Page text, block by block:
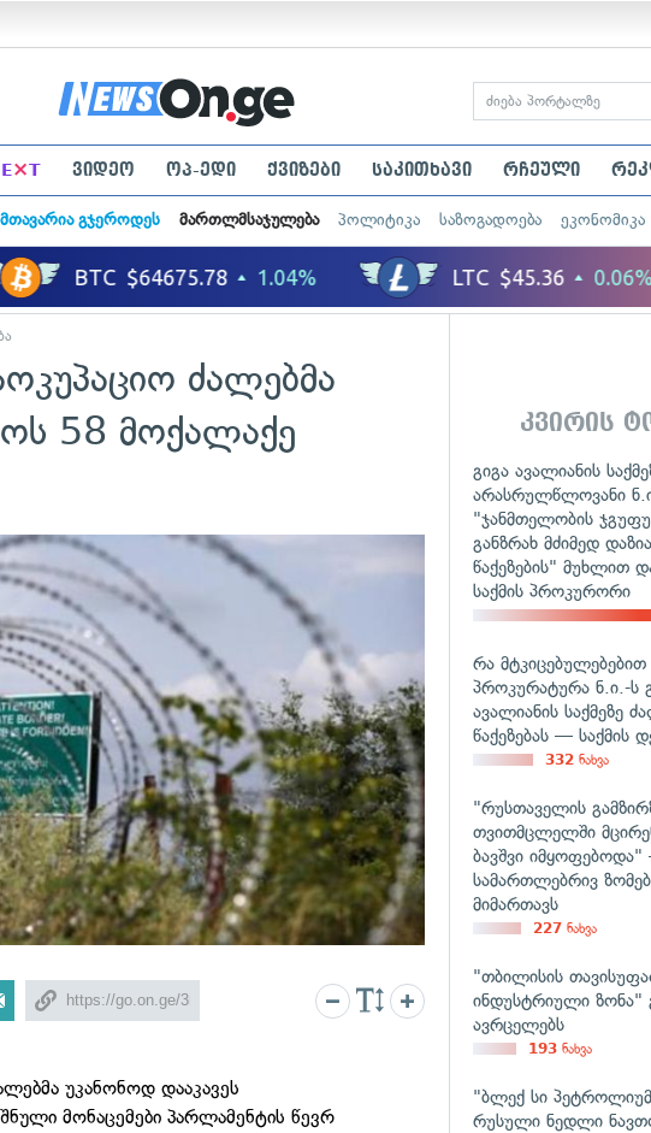
×T ვიდეო ოპ-ედი ქვიზები საკითხავი რჩეული
მთავარია გჯეროდეს მართლმსაჯულება პოლიტიკა საზოგადოება ეკონომიკა
ძალებმა
58 მოქალაქე
უკანონოდ დააკავეს
მონაცემები პარლამენტის წევრ
კვირის
გიგა ავალიანის
არასრულწლოვანი
"ჯანმთელობის
განზრახ მძიმედ
წაქეზების" მუხლით
საქმის პროკურორი
რა მტკიცებულებებით
პროკურატურა ნ.ი.-ს
ავალიანის საქმეზე
წაქეზებას — საქმის
332 ნახვა
"რუსთაველის
თვითმცლელში
ბავშვი
სამართლებრივ
მიმართავს
227 ნახვა
"თბილისის
ინდუსტრიული ზონა"
ავრცელებს
193 ნახვა
"ბლექ სი
რუსული ნედლი